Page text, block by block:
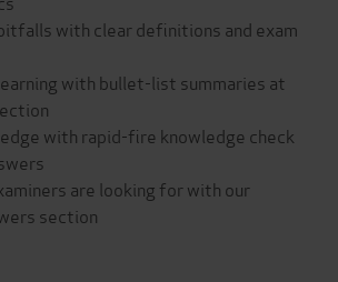
with clear definitions and exam
with bullet-list summaries at
with rapid-fire knowledge check
are looking for with our
section